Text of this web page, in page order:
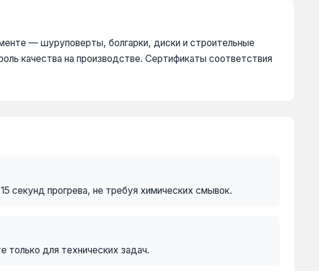
— шуруповерты, болгарки, диски и строительные
качества на производстве. Сертификаты соответствия
секунд прогрева, не требуя химических смывок.
для технических задач.